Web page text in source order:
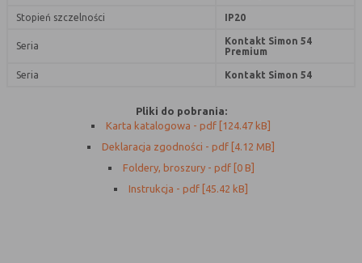
stałe
cookie)
przeglądarki i pozostaje w urządzeniu
okresu ważności w zależności od ustawień
C. Ze względu na pochodzenie – administratora
serwisu, który zarządza cookies:
Stopień szczelności IP20
Seria
Kontakt Simon 54
Premium
Seria Kontakt Simon 54
Pliki do pobrania:
Karta katalogowa - pdf [124.47 kB]
Deklaracja zgodności - pdf [4.12 MB]
Foldery, broszury - pdf [0 B]
Instrukcja - pdf [45.42 kB]